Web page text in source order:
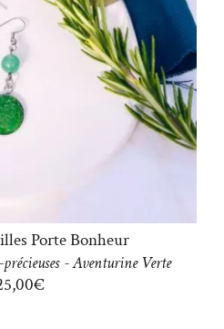
Porte Bonheur
-Aventurine Verte
€